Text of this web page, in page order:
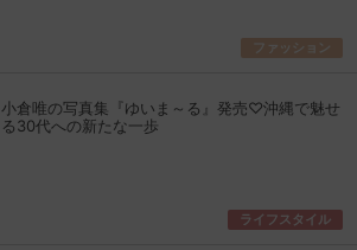
ファッション
小倉唯の写真集『ゆいま～る』発売♡沖縄で魅せ
る30代への新たな一歩
ライフスタイル